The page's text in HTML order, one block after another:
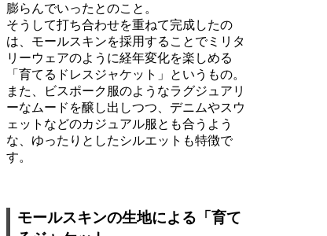
膨らんでいったとのこと。
そうして打ち合わせを重ねて完成したの
は、モールスキンを採用することでミリタ
リーウェアのように経年変化を楽しめる
「育てるドレスジャケット」というもの。
また、ビスポーク服のようなラグジュアリ
ーなムードを醸し出しつつ、デニムやスウ
ェットなどのカジュアル服とも合うよう
な、ゆったりとしたシルエットも特徴で
す。
モールスキンの生地による「育て